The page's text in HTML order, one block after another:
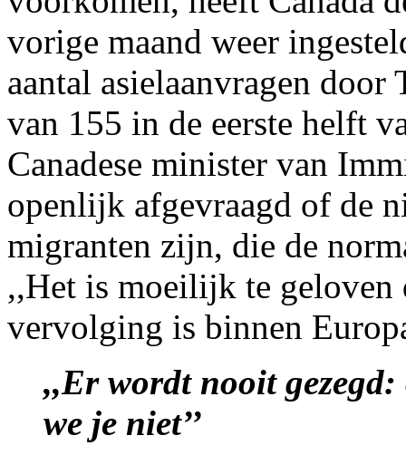
vorige maand weer
aantal asielaanvragen door
van 155 in de eerste helft
Canadese minister van
openlijk afgevraagd of de
migranten zijn, die de
,,Het is moeilijk te geloven
vervolging is binnen
,,Er wordt nooit
we je niet’’